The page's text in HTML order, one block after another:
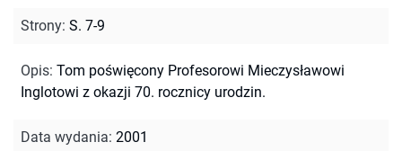
Strony: S. 7-9
Opis: Tom poświęcony Profesorowi Mieczysławowi
Inglotowi z okazji 70. rocznicy urodzin.
Data wydania: 2001